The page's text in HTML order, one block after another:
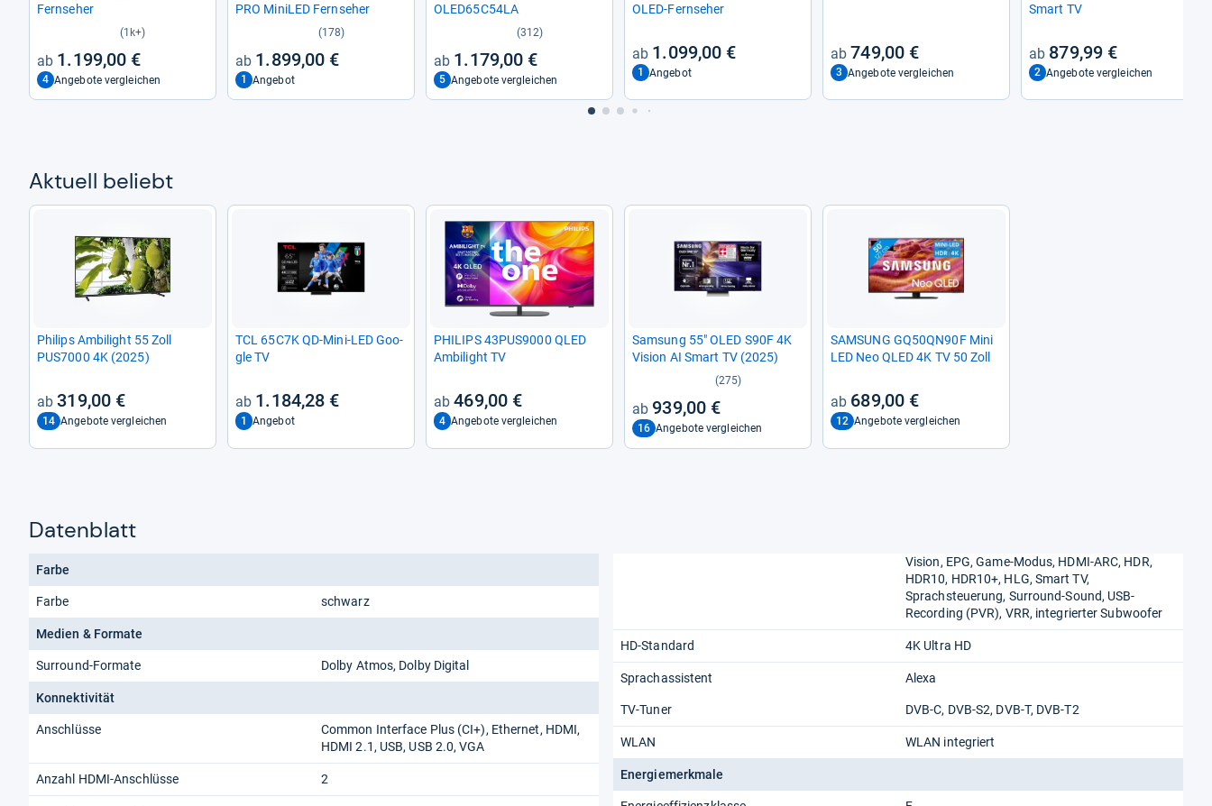
Fern­se­her
(1k+)
1.199,00 €
4 Angebote vergleichen
PRO Mini­LED Fern­se­her
(178)
1.899,00 €
1 Angebot
OLED65C54LA
(312)
1.179,00 €
5 Angebote vergleichen
OLED-​Fern­se­her
1.099,00 €
1 Angebot
749,00 €
3 Angebote vergleichen
Smart TV
879,99 €
2 Angebote vergleichen
Aktu­ell beliebt
Phi­lips Ambi­light 55 Zoll
PUS7000 4K (2025)
319,00 €
14 Angebote vergleichen
TCL 65C7K QD-​Mini-​LED Goo­
gle TV
1.184,28 €
1 Angebot
PHI­LIPS 43PUS9000 QLED
Ambi­light TV
469,00 €
4 Angebote vergleichen
Sam­sung 55" OLED S90F 4K
Vision AI Smart TV (2025)
(275)
939,00 €
16 Angebote vergleichen
SAM­SUNG GQ50QN90F Mini
LED Neo QLED 4K TV 50 Zoll
689,00 €
12 Angebote vergleichen
Datenblatt
Farbe
Farbe schwarz
Medien & Formate
Surround-Formate Dolby Atmos, Dolby Digital
Konnektivität
Anschlüsse
Common Interface Plus (CI+), Ethernet, HDMI,
HDMI 2.1, USB, USB 2.0, VGA
Anzahl HDMI-Anschlüsse 2
Vision, EPG, Game-Modus, HDMI-ARC, HDR,
HDR10, HDR10+, HLG, Smart TV,
Sprachsteuerung, Surround-Sound, USB-
Recording (PVR), VRR, integrierter Subwoofer
HD-Standard 4K Ultra HD
Sprachassistent Alexa
TV-Tuner DVB-C, DVB-S2, DVB-T, DVB-T2
WLAN WLAN integriert
Energiemerkmale